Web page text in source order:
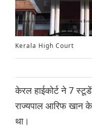
Kerala High Court
केरल हाईकोर्ट ने 7
राज्यपाल आरिफ खान
था।